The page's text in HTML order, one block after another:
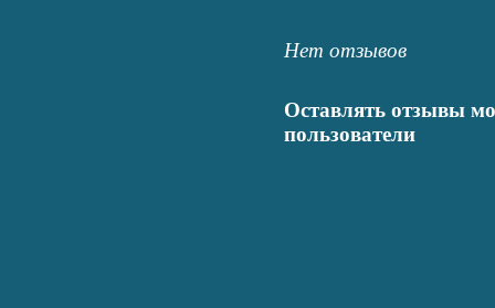
Нет отзывов
Оставлять отзывы
пользователи